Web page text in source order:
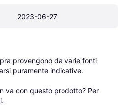
2023-06-27
provengono da varie fonti
puramente indicative.
va con questo prodotto? Per
.